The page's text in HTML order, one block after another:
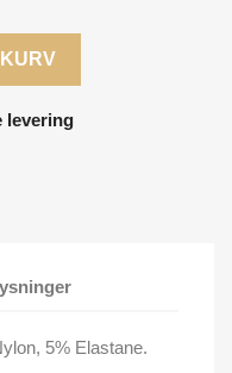
levering
5% Elastane.